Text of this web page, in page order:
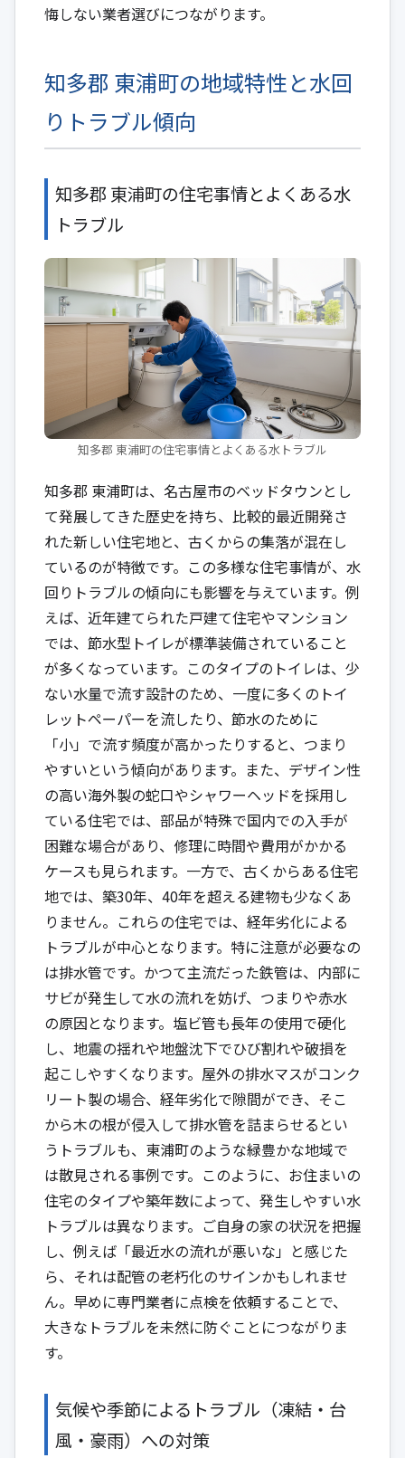
悔しない業者選びにつながります。
知多郡 東浦町の地域特性と水回
りトラブル傾向
知多郡 東浦町の住宅事情とよくある水
トラブル
知多郡 東浦町の住宅事情とよくある水トラブル
知多郡 東浦町は、名古屋市のベッドタウンとし
て発展してきた歴史を持ち、比較的最近開発さ
れた新しい住宅地と、古くからの集落が混在し
ているのが特徴です。この多様な住宅事情が、水
回りトラブルの傾向にも影響を与えています。例
えば、近年建てられた戸建て住宅やマンション
では、節水型トイレが標準装備されていること
が多くなっています。このタイプのトイレは、少
ない水量で流す設計のため、一度に多くのトイ
レットペーパーを流したり、節水のために
「小」で流す頻度が高かったりすると、つまり
やすいという傾向があります。また、デザイン性
の高い海外製の蛇口やシャワーヘッドを採用し
ている住宅では、部品が特殊で国内での入手が
困難な場合があり、修理に時間や費用がかかる
ケースも見られます。一方で、古くからある住宅
地では、築30年、40年を超える建物も少なくあ
りません。これらの住宅では、経年劣化による
トラブルが中心となります。特に注意が必要なの
は排水管です。かつて主流だった鉄管は、内部に
サビが発生して水の流れを妨げ、つまりや赤水
の原因となります。塩ビ管も長年の使用で硬化
し、地震の揺れや地盤沈下でひび割れや破損を
起こしやすくなります。屋外の排水マスがコンク
リート製の場合、経年劣化で隙間ができ、そこ
から木の根が侵入して排水管を詰まらせるとい
うトラブルも、東浦町のような緑豊かな地域で
は散見される事例です。このように、お住まいの
住宅のタイプや築年数によって、発生しやすい水
トラブルは異なります。ご自身の家の状況を把握
し、例えば「最近水の流れが悪いな」と感じた
ら、それは配管の老朽化のサインかもしれませ
ん。早めに専門業者に点検を依頼することで、
大きなトラブルを未然に防ぐことにつながりま
す。
気候や季節によるトラブル（凍結・台
風・豪雨）への対策